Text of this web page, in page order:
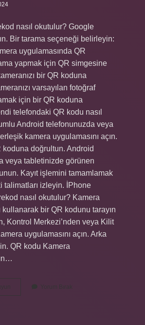
nasıl okutulur? Google
Bir tarama seçeneği belirleyin:
uygulamasında QR
yapmak için QR simgesine
bir QR koduna
varsayılan fotoğraf
için bir QR koduna
telefondaki QR kodu nasıl
Android telefonunuzda veya
kamera uygulamasını açın.
koduna doğrultun. Android
veya tabletinizde görünen
Kayıt işlemini tamamlamak
talimatları izleyin. İPhone
nasıl okutulur? Kamera
kullanarak bir QR kodunu tarayın
Kontrol Merkezi’nden veya Kilit
uygulamasını açın. Arka
QR kodu Kamera
Görüntüsünden
Yorum Bırak